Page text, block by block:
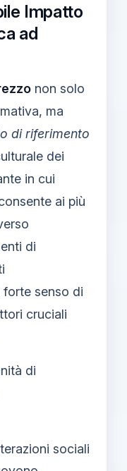
Impatto
ad
non solo
ma
di riferimento
dei
in cui
ai più
di
senso di
cruciali
di
sociali